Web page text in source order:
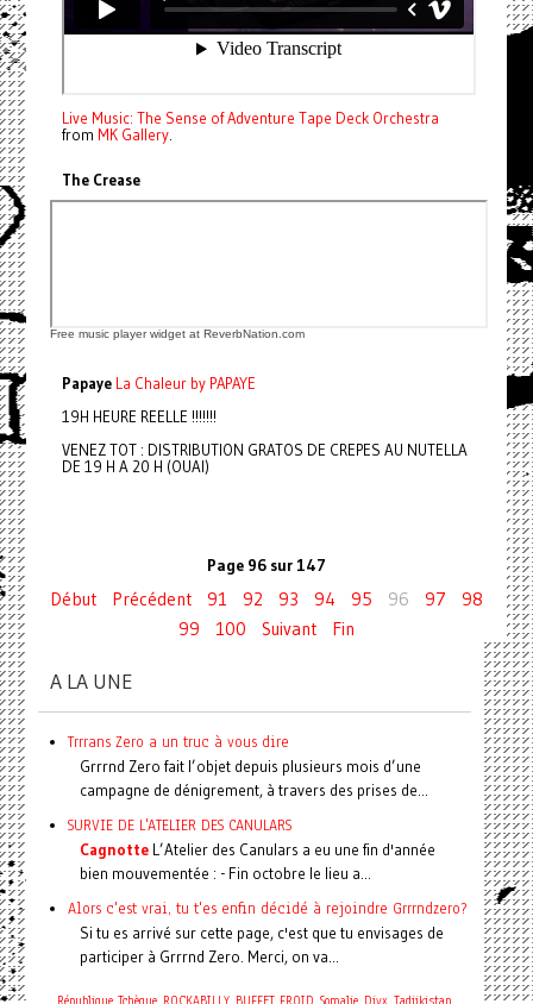
Live Music: The Sense of Adventure Tape Deck Orchestra
from MK Gallery.
The Crease
Free music player widget at ReverbNation.com
Papaye La Chaleur by PAPAYE
19H HEURE REELLE !!!!!!!
VENEZ TOT : DISTRIBUTION GRATOS DE CREPES AU NUTELLA
DE 19 H A 20 H (OUAI)
Page 96 sur 147
Début Précédent 91 92 93 94 95 96 97
98
99
100 Suivant Fin
A LA UNE
Trrrans Zero a un truc à vous dire
Grrrnd Zero fait l’objet depuis plusieurs mois d’une
campagne de dénigrement, à travers des prises de...
SURVIE DE L'ATELIER DES CANULARS
CagnotteL’Atelier des Canulars a eu une fin d'année
bien mouvementée : - Fin octobre le lieu a...
Alors c'est vrai, tu t'es enfin décidé à rejoindre Grrrndzero?
Si tu es arrivé sur cette page, c'est que tu envisages de
participer à Grrrnd Zero. Merci, on va...